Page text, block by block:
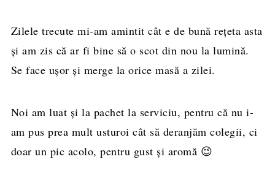
Zilele trecute mi-am amintit cât e de bună reţeta asta
şi am zis că ar fi bine să o scot din nou la lumină.
Se face uşor şi merge la orice masă a zilei.
Noi am luat şi la pachet la serviciu, pentru că nu i-
am pus prea mult usturoi cât să deranjăm colegii, ci
doar un pic acolo, pentru gust şi aromă 😉